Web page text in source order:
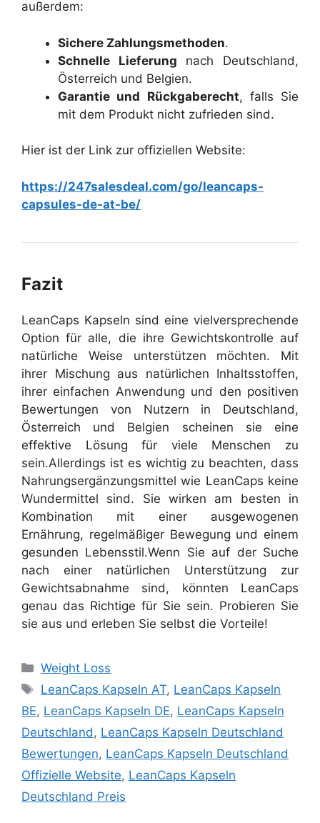
außerdem:
Sichere Zahlungsmethoden.
Schnelle Lieferung nach Deutschland,
Österreich und Belgien.
Garantie und Rückgaberecht, falls Sie
mit dem Produkt nicht zufrieden sind.
Hier ist der Link zur offiziellen Website:
https://247salesdeal.com/go/leancaps-
capsules-de-at-be/
Fazit
LeanCaps Kapseln sind eine vielversprechende
Option für alle, die ihre Gewichtskontrolle auf
natürliche Weise unterstützen möchten. Mit
ihrer Mischung aus natürlichen Inhaltsstoffen,
ihrer einfachen Anwendung und den positiven
Bewertungen von Nutzern in Deutschland,
Österreich und Belgien scheinen sie eine
effektive Lösung für viele Menschen zu
sein.Allerdings ist es wichtig zu beachten, dass
Nahrungsergänzungsmittel wie LeanCaps keine
Wundermittel sind. Sie wirken am besten in
Kombination mit einer ausgewogenen
Ernährung, regelmäßiger Bewegung und einem
gesunden Lebensstil.Wenn Sie auf der Suche
nach einer natürlichen Unterstützung zur
Gewichtsabnahme sind, könnten LeanCaps
genau das Richtige für Sie sein. Probieren Sie
sie aus und erleben Sie selbst die Vorteile!
Categories
Weight Loss
Tags
LeanCaps Kapseln AT, LeanCaps Kapseln
BE, LeanCaps Kapseln DE, LeanCaps Kapseln
Deutschland , LeanCaps Kapseln Deutschland
Bewertungen, LeanCaps Kapseln Deutschland
Offizielle Website, LeanCaps Kapseln
Deutschland Preis